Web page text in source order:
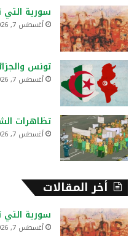
سورية التي
أغسطس 7, 2026
تونس
أغسطس 7, 2026
تظاهرات
أغسطس 7, 2026
أخر المقالات
سورية التي
أغسطس 7, 2026